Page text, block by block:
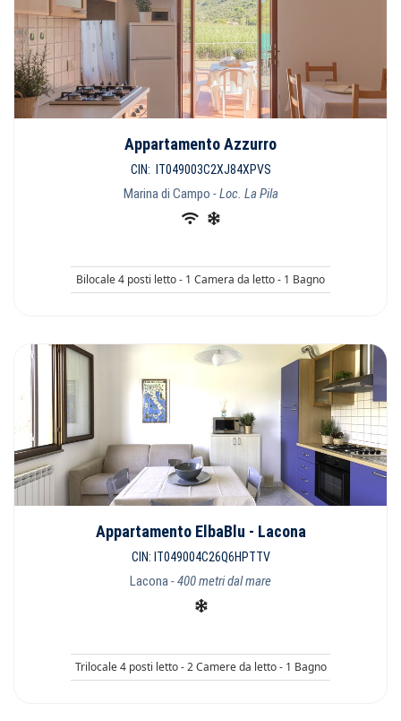
Appartamento Azzurro
CIN: IT049003C2XJ84XPVS
Marina di Campo - Loc. La Pila
Bilocale 4 posti letto - 1 Camera da letto - 1 Bagno
Appartamento ElbaBlu - Lacona
CIN: IT049004C26Q6HPTTV
Lacona- 400 metri dal mare
Trilocale 4 posti letto - 2 Camere da letto - 1 Bagno